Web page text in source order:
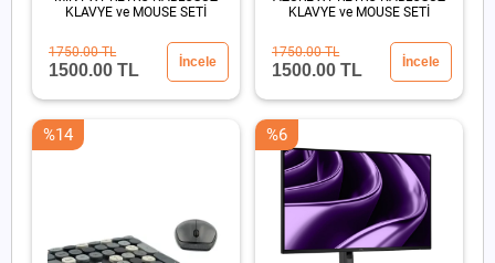
KLAVYE ve MOUSE SETİ
1750.00 TL
1500.00 TL İncele
KLAVYE ve MOUSE SETİ
1750.00 TL
1500.00 TL İncele
%14 %6